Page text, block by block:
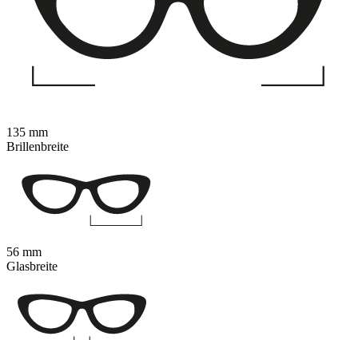
135 mm
Brillenbreite
56 mm
Glasbreite